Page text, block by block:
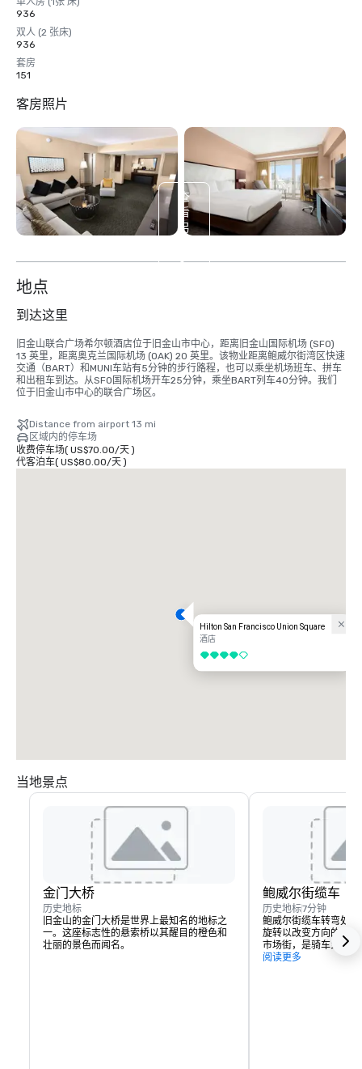
936
双人 (2 张床)
936
套房
151
客房照片
查
看
另
6
地点
到达这里
旧金山联合广场希尔顿酒店位于旧金山市中心，距离旧金山国际机场 (SFO)
13 英里，距离奥克兰国际机场 (OAK) 20 英里。该物业距离鲍威尔街湾区快速
交通（BART）和MUNI车站有5分钟的步行路程，也可以乘坐机场班车、拼车
和出租车到达。从SFO国际机场开车25分钟，乘坐BART列车40分钟。我们
位于旧金山市中心的联合广场区。
Distance from airport 13 mi
区域内的停车场
收费停车场( US$70.00/天)
代客泊车( US$80.00/天)
Hilton San Francisco Union Square
酒店
4/5
当地景点
金门大桥
历史地标
旧金山的金门大桥是世界上最知名的地标之
一。这座标志性的悬索桥以其醒目的橙色和
壮丽的景色而闻名。
鲍威尔街缆车
历史地标7分钟
鲍威尔街缆车转弯处
旋转以改变方向的地
市场街，是骑车穿越
起点。
阅读更多